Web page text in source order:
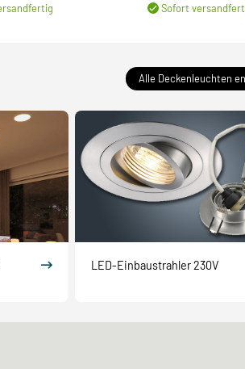
Sofort
Alle Deckenleuchten
LED-Einbaustrahler 230V